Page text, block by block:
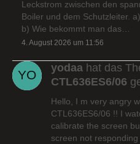
Leckstrom zwischen den
Boiler und dem Schutzleiter.
b) Wie bekommt man das…
4. August 2026 um 11:56
yodaa hat das
CTL636ES6/06
Hello, I m very angry
CTL636ES6/06 !! I
calibrate the screen
screen not